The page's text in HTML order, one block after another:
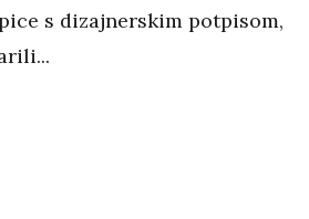
s dizajnerskim potpisom,